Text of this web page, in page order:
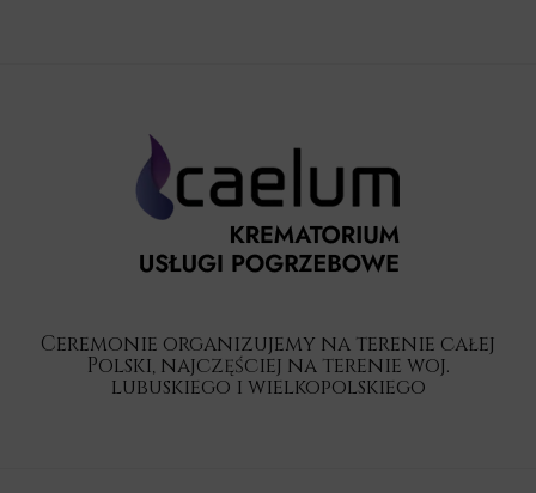
Ceremonie organizujemy na terenie całej
Polski, najczęściej na terenie woj.
lubuskiego i wielkopolskiego